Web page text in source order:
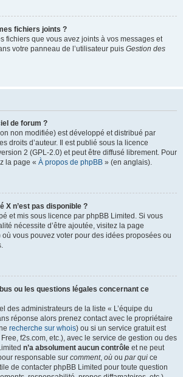
fichiers joints ?
fichiers que vous avez joints à vos messages et
votre panneau de l’utilisateur puis Gestion des
de forum ?
non modifiée) est développé et distribué par
droits d’auteur. Il est publié sous la licence
2 (GPL-2.0) et peut être diffusé librement. Pour
la page « À propos de phpBB » (en anglais).
X n’est pas disponible ?
et mis sous licence par phpBB Limited. Si vous
nécessite d’être ajoutée, visitez la page
vous pouvez voter pour des idées proposées ou
ou les questions légales concernant ce
des administrateurs de la liste « L’équipe du
réponse alors prenez contact avec le propriétaire
recherche sur whois) ou si un service gratuit est
f2s.com, etc.), avec le service de gestion ou des
n’a absolument aucun contrôle et ne peut
responsable sur comment, où ou par qui ce
de contacter phpBB Limited pour toute question